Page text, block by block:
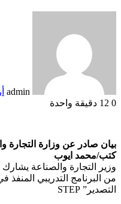
admin
0
دقيقة واحدة
بيان صادر عن وزارة التجارة
كتب/محمد ايوب
وزير التجارة والصناعة
من البرنامج التدريبي
التصدير” STEP